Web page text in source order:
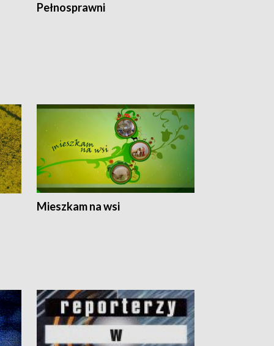
Pełnosprawni
Mieszkam na wsi